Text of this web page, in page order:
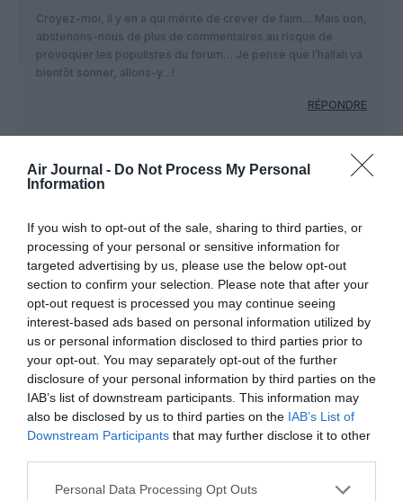
Air Journal - Do Not Process My Personal
Information
If you wish to opt-out of the sale, sharing to third parties, or
processing of your personal or sensitive information for
targeted advertising by us, please use the below opt-out
section to confirm your selection. Please note that after your
opt-out request is processed you may continue seeing
interest-based ads based on personal information utilized by
us or personal information disclosed to third parties prior to
your opt-out. You may separately opt-out of the further
disclosure of your personal information by third parties on the
IAB’s list of downstream participants. This information may
also be disclosed by us to third parties on the IAB’s List of
Downstream Participants that may further disclose it to other
Personal Data Processing Opt Outs
Croyez-moi, il y en a qui mérite de crever de faim… Mais bon,
abstenons-nous de plus de commentaires au risque de
provoquer les populistes du forum… Je pense que l’hallali va
bientôt sonner, allons-y…!
RÉPONDRE
GRÈVEa commenté :
2 mai 2023 - 18 h 54 min
défendre leurs droits et souvent les nôtres je soutiens la
grève à 100% !!!! MOL ET LES AUTRES N’ONT CAS REVOIR
LEUR COPIES SUR LES DROITS DES SALARIÉS !!!!!
RÉPONDRE
Iceboba commenté :
4 mai 2023 - 0 h 14
Rien à voir.
Ces fainéants de contrôleurs prennent en otage non
seulement les passagers de Ryanair mais
ça: la grève.